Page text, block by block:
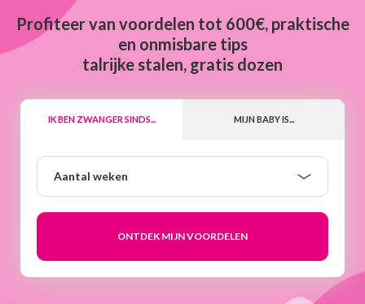
Profiteer van voordelen tot 600€, praktische
en onmisbare tips
talrijke stalen, gratis dozen
IK BEN ZWANGER SINDS... MIJN BABY IS...
Aantal weken